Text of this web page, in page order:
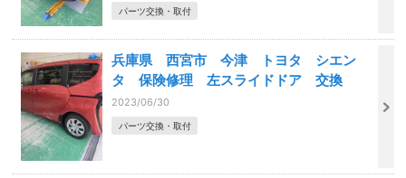
パーツ交換・取付
兵庫県 西宮市 今津 トヨタ シエン
タ 保険修理 左スライドドア 交換
2023/06/30
パーツ交換・取付